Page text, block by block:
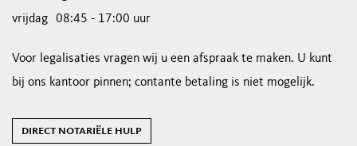
vrijdag
08:45 - 17:00 uur
Voor legalisaties vragen wij u een afspraak te maken. U kunt
bij ons kantoor pinnen; contante betaling is niet mogelijk.
direct notariële hulp